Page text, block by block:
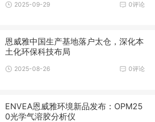
0评论
2025-09-29
恩威雅中国生产基地落户太仓，深化本
土化环保科技布局
0评论
2025-08-26
ENVEA恩威雅环境新品发布：OPM25
0光学气溶胶分析仪